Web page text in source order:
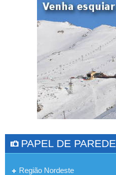
PAPEL DE PAREDE
Região Nordeste